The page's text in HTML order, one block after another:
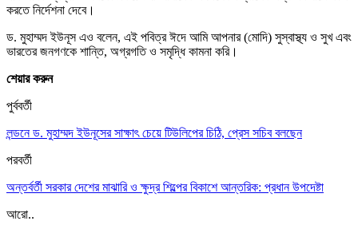
করতে নির্দেশনা দেবে।
ড. মুহাম্মদ ইউনূস এও বলেন, এই পবিত্র ঈদে আমি আপনার (মোদি) সুস্বাস্থ্য ও সুখ এবং
ভারতের জনগণকে শান্তি, অগ্রগতি ও সমৃদ্ধি কামনা করি।
শেয়ার করুন
পুর্ববর্তী
লন্ডনে ড. মুহাম্মদ ইউনূসের সাক্ষাৎ চেয়ে টিউলিপের চিঠি, প্রেস সচিব বলছেন
পরবর্তী
অন্তর্বর্তী সরকার দেশের মাঝারি ও ক্ষুদ্র শিল্পের বিকাশে আন্তরিক: প্রধান উপদেষ্টা
আরো..